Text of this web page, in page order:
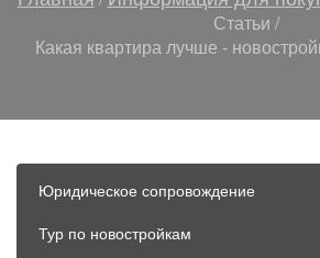
Статьи /
Какая квартира лучше -
Юридическое сопровождение
Тур по новостройкам